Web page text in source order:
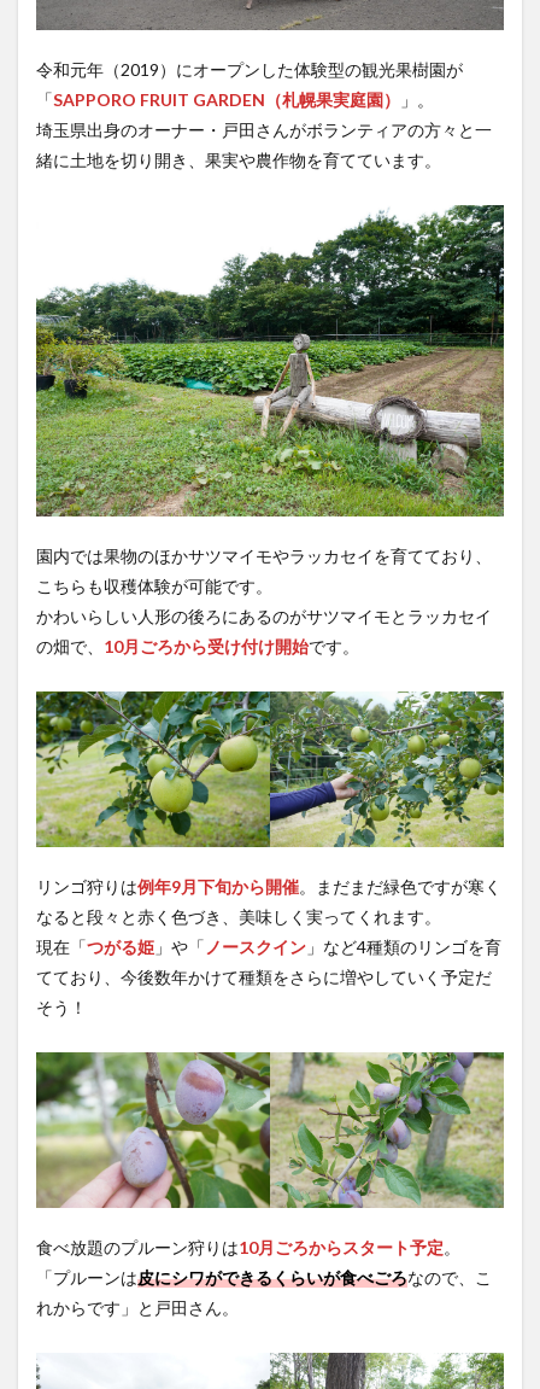
令和元年（2019）にオープンした体験型の観光果樹園が
「SAPPORO FRUIT GARDEN（札幌果実庭園）
」。
埼玉県出身のオーナー・戸田さんがボランティアの方々と一
緒に土地を切り開き、果実や農作物を育てています。
園内では果物のほかサツマイモやラッカセイを育てており、
こちらも収穫体験が可能です。
かわいらしい人形の後ろにあるのがサツマイモとラッカセイ
の畑で、 10月ごろから受け付け開始です。
リンゴ狩りは例年9月下旬から開催。まだまだ緑色ですが寒く
なると段々と赤く色づき、美味しく実ってくれます。
現在「つがる姫 」や「 ノースクイン 」など4種類のリンゴを育
てており、今後数年かけて種類をさらに増やしていく予定だ
そう！
食べ放題のプルーン狩りは10月ごろからスタート予定。
「プルーンは皮にシワができるくらいが食べごろなので、こ
れからです」と戸田さん。